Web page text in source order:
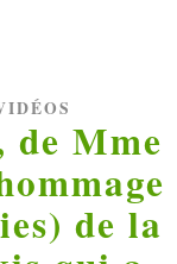
de Mme
de la